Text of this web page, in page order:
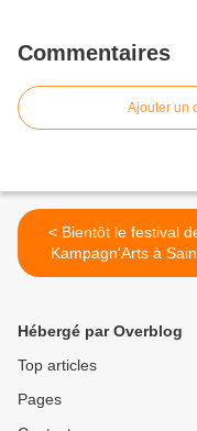
Commentaires
Ajouter un
< Bientôt le festival des
Kampagn'Arts à
Paterne-Racan
Hébergé par Overblog
Top articles
Pages